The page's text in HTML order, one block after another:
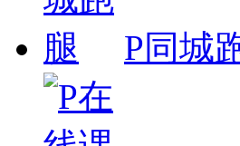
P同城